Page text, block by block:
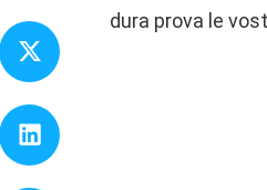
dura prova le